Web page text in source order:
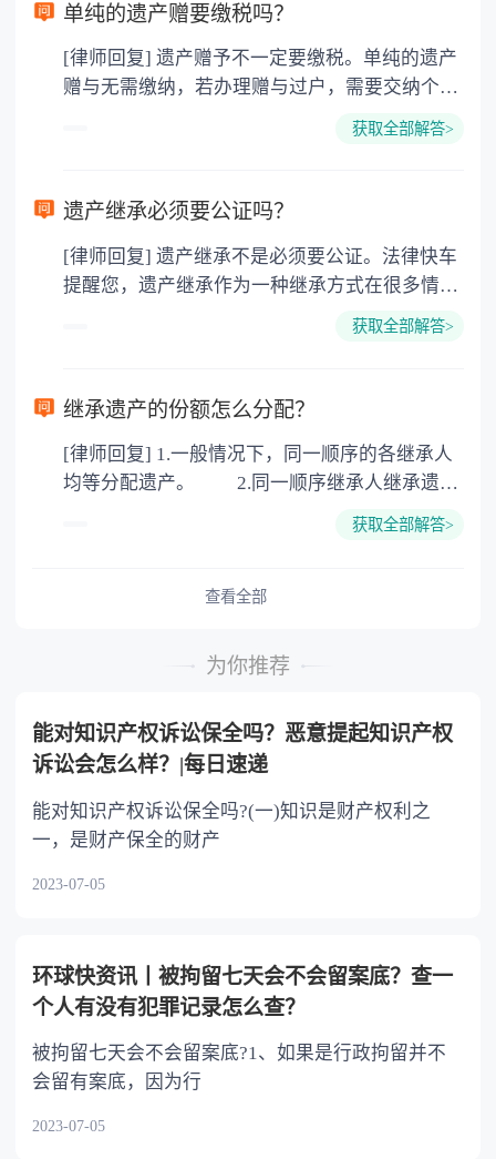
单纯的遗产赠要缴税吗？
[律师回复] 遗产赠予不一定要缴税。单纯的遗产
赠与无需缴纳，若办理赠与过户，需要交纳个人
所得税、契税和公证费。赠与过户是没有增值税
要缴纳公证费，具体如下： 1. 公证费：按房
3. 印花税：按房屋评估价的0.05%缴纳 4. 土
地增值税：按房价1%缴纳 5. 房屋产权登记费：
获取全部解答>
遗产继承必须要公证吗？
[律师回复] 遗产继承不是必须要公证。法律快车
提醒您，遗产继承作为一种继承方式在很多情况
下都是不需要公证的，当然，如果需要公正的也
以防对财产继承发生纠纷，可以对遗产继承进行
公证。
获取全部解答>
继承遗产的份额怎么分配？
[律师回复] 1.一般情况下，同一顺序的各继承人
均等分配遗产。 2.同一顺序继承人继承遗产
或者与被继承人共同生活的继承人，分配遗产
的继承人，不尽扶养义务的，分配遗产时，应当
获取全部解答>
查看全部
为你推荐
能对知识产权诉讼保全吗？恶意提起知识产权
诉讼会怎么样？|每日速递
能对知识产权诉讼保全吗?(一)知识是财产权利之
一，是财产保全的财产
2023-07-05
环球快资讯丨被拘留七天会不会留案底？查一
个人有没有犯罪记录怎么查？
被拘留七天会不会留案底?1、如果是行政拘留并不
会留有案底，因为行
2023-07-05